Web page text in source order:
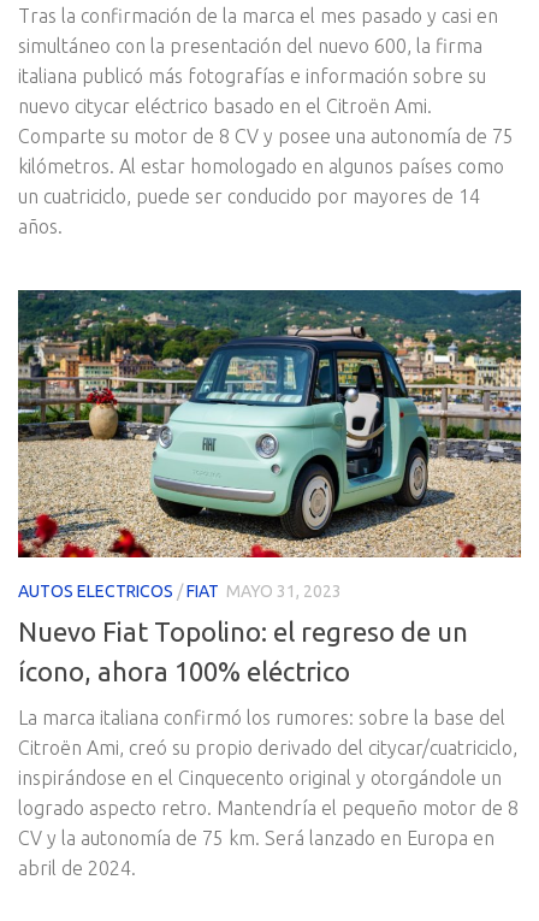
Tras la confirmación de la marca el mes pasado y casi en
simultáneo con la presentación del nuevo 600, la firma
italiana publicó más fotografías e información sobre su
nuevo citycar eléctrico basado en el Citroën Ami.
Comparte su motor de 8 CV y posee una autonomía de 75
kilómetros. Al estar homologado en algunos países como
un cuatriciclo, puede ser conducido por mayores de 14
años.
AUTOS ELECTRICOS /FIAT MAYO 31, 2023
Nuevo Fiat Topolino: el regreso de un
ícono, ahora 100% eléctrico
La marca italiana confirmó los rumores: sobre la base del
Citroën Ami, creó su propio derivado del citycar/cuatriciclo,
inspirándose en el Cinquecento original y otorgándole un
logrado aspecto retro. Mantendría el pequeño motor de 8
CV y la autonomía de 75 km. Será lanzado en Europa en
abril de 2024.